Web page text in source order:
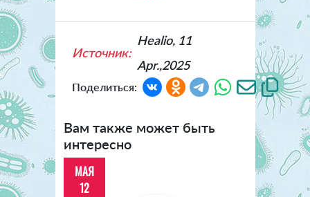
Источник:
Healio, 11
Apr.,2025
Поделиться:
Вам также может быть
интересно
МАЯ
12